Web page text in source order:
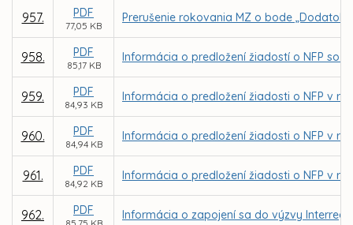
957. PDF
77,05 KB
Prerušenie rokovania MZ o bode „Dodatok
958. PDF
85,17 KB
Informácia o predložení žiadostí o NFP so
959. PDF
84,93 KB
Informácia o predložení žiadosti o NFP v
960. PDF
84,94 KB
Informácia o predložení žiadosti o NFP v
961. PDF
84,92 KB
Informácia o predložení žiadosti o NFP v
962. PDF Informácia o zapojení sa do výzvy Interreg